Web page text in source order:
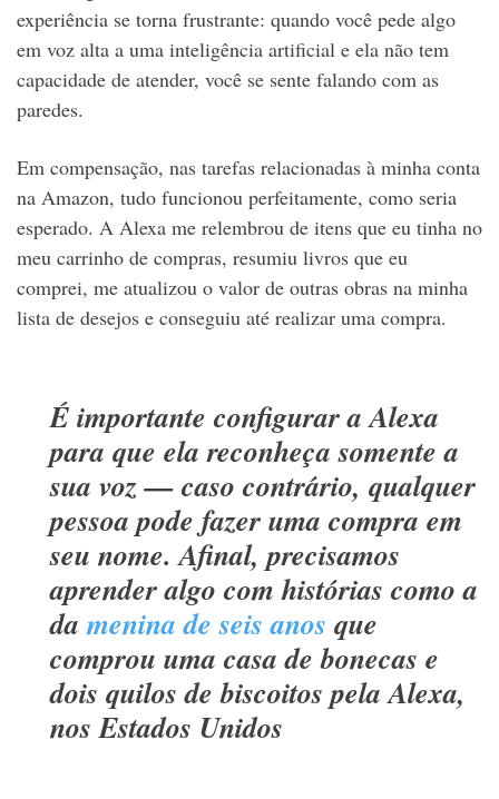
experiência se torna frustrante: quando você pede algo
em voz alta a uma inteligência artificial e ela não tem
capacidade de atender, você se sente falando com as
paredes.
Em compensação, nas tarefas relacionadas à minha conta
na Amazon, tudo funcionou perfeitamente, como seria
esperado. A Alexa me relembrou de itens que eu tinha no
meu carrinho de compras, resumiu livros que eu
comprei, me atualizou o valor de outras obras na minha
lista de desejos e conseguiu até realizar uma compra.
É importante configurar a Alexa
para que ela reconheça somente a
sua voz — caso contrário, qualquer
pessoa pode fazer uma compra em
seu nome. Afinal, precisamos
aprender algo com histórias como a
damenina de seis anos que
comprou uma casa de bonecas e
dois quilos de biscoitos pela Alexa,
nos Estados Unidos